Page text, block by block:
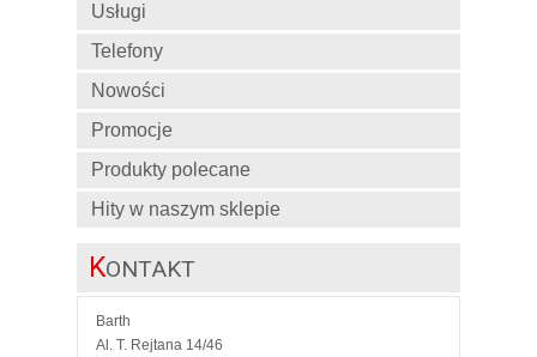
Usługi
Telefony
Nowości
Promocje
Produkty polecane
Hity w naszym sklepie
KONTAKT
Barth
Al. T. Rejtana 14/46